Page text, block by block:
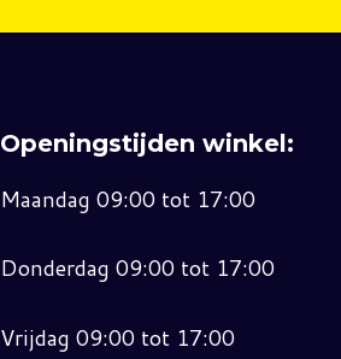
Openingstijden winkel:
Maandag 09:00 tot 17:00
Donderdag 09:00 tot 17:00
Vrijdag 09:00 tot 17:00